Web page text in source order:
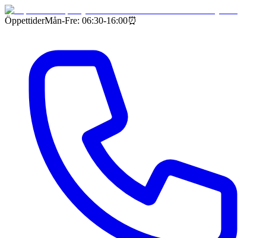
ÖppettiderMån-Fre: 06:30-16:00⏰